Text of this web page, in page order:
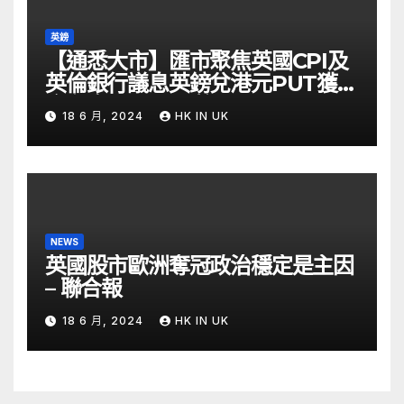
英鎊
【通悉大市】匯市聚焦英國CPI及
英倫銀行議息英鎊兌港元PUT獲資
金留意 – Now 財經
18 6 月, 2024 HK IN UK
NEWS
英國股市歐洲奪冠政治穩定是主因
– 聯合報
18 6 月, 2024 HK IN UK